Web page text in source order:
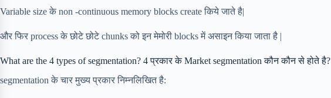
Variable size के non -continuous memory blocks create किये जाते है|
और फिर process के छोटे छोटे chunks को इन मेमोरी blocks में असाइन किया जाता है |
What are the 4 types of segmentation? 4 प्रकार के Market segmentation कौन कौन से होते है?
segmentation के चार मुख्य प्रकार निम्नलिखित है: